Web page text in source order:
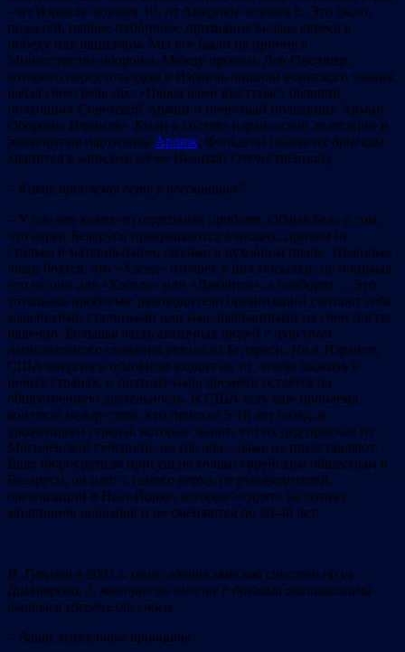
– из Израиля человек 10, из Америки человек 6. Это было,
пожалуй, первое публичное признание вклада евреев в
победу над нацизмом. Мы все были на приёме в
Министерстве обороны. Между прочим, Лев Овсищер,
которого перед отъездом в Израиль лишили воинского звания,
начал свою речь так: «Перед вами выступает бывший
полковник Советской Армии и почетный полковник Армии
Обороны Израиля». Были в составе израильской делегации и
знаменитые партизаны Арлюк, Фельдгон (знамя их бригады
хранится в минском музее Великой Отечественной)…
– Какие проблемы есть у ассоциации?
– У нас нет каких-то отдельных проблем. Общая беда в том,
что евреи Беларуси превращаются в нищих, причём не
столько в материальном, сколько в духовном плане. Пожилые
люди боятся, что «Хэсед» отберёт у них посылки, не понимая,
что не они для «Хэседа» или «Джойнта», а наоборот… Это
тотальная проблема: руководители организаций считают себя
маленькими сталиными или мао, выбранными на свои посты
навечно. Большая часть активных людей с чувством
национального сознания уехала из Беларуси. Но в Израиле,
США энергия в основном уходит на то, чтобы выжить в
новых странах, и поэтому мало времени остаётся на
общественную деятельность. В США есть ещё проблема
контакта между теми, кто приехал 5-10 лет назад, и
уроженцами страны, которые знают, что их дед приехал из
Могилёвской губернии, но где она – даже не представляют.
Ещё: бюрократизм присущ не только еврейским обществам в
Беларуси, он идёт с самого верха, от руководителей
организаций в Нью-Йорке, которые «сидят» на сотнях
миллионов долларов и не сменяются по 30-40 лет.
Я. Гутман в 2001 г. около здания минской синагоги по ул.
Димитрова, 3, которое он вместе с другими активистами
пытался уберечь от сноса
– Ваши жизненные принципы?